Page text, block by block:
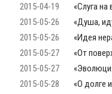
2015-04-19
«Слуга на
2015-05-26
«Душа,
2015-05-26
«Идея
2015-05-27
«От
2015-05-27
2015-05-28
«О долге